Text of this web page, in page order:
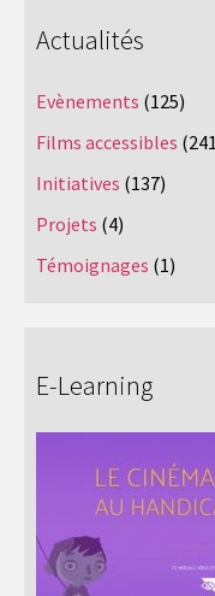
Actualités
Evènements (125)
Films accessibles
Initiatives (137)
Projets (4)
Témoignages (1)
E-Learning